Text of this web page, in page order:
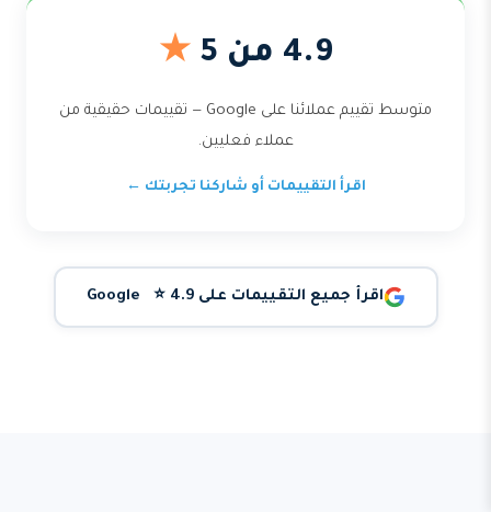
4.9 من 5 ★
متوسط تقييم عملائنا على Google — تقييمات حقيقية من
عملاء فعليين.
اقرأ التقييمات أو شاركنا تجربتك ←
اقرأ جميع التقييمات على Google ⭐ 4.9